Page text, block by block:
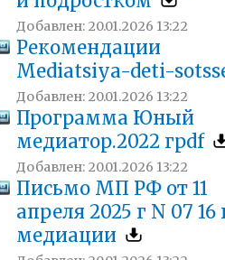
Добавлен: 20.01.2026 13:22
Рекомендации
Mediatsiya-deti-
Добавлен: 20.01.2026 13:22
Программа Юный
медиатор.2022 гpdf
Добавлен: 20.01.2026 13:22
Письмо МП РФ от 11
апреля 2025 г N 07 16
медиации